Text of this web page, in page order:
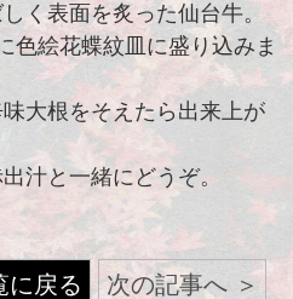
く表面を炙った仙台牛。
色絵花蝶紋皿に盛り込みま
大根をそえたら出来上が
汁と一緒にどうぞ。
に戻る 次の記事へ